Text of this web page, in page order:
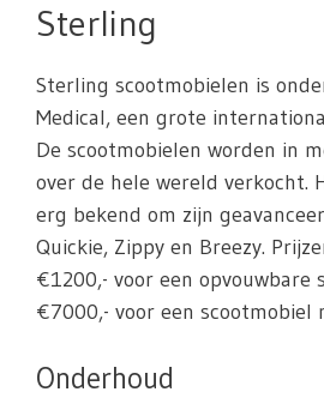
Sterling
Sterling scootmobielen is
Medical, een grote
De scootmobielen worden in
over de hele wereld verkocht.
erg bekend om zijn
Quickie, Zippy en Breezy.
€1200,- voor een opvouwbare
€7000,- voor een scootmobiel
Onderhoud